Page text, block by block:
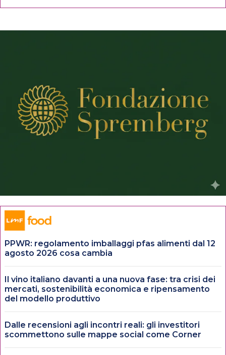
PPWR: regolamento imballaggi pfas alimenti dal 12
agosto 2026 cosa cambia
Il vino italiano davanti a una nuova fase: tra crisi dei
mercati, sostenibilità economica e ripensamento
del modello produttivo
Dalle recensioni agli incontri reali: gli investitori
scommettono sulle mappe social come Corner